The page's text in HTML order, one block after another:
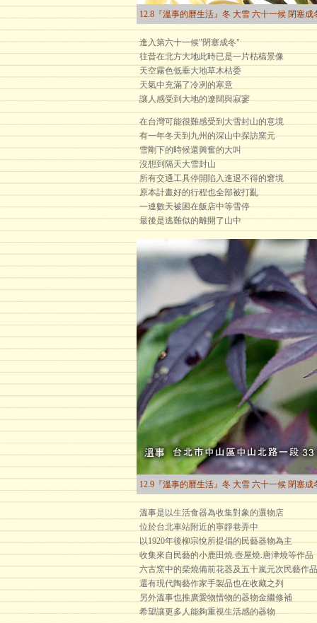
12.8『溫事的曆生活』冬 大雪 六十一候 閉塞成
進入第六十一候"閉塞成冬"
往昔在北方大地此時已是一片枯槁景像
天空霧色低垂大地草木枯委
天氣中充滿了冷冽的寒意
讓人感受到大地的遼闊與寂寥
在台灣可能很難感受到大雪封山的意境
有一年冬天到九州的深山中探訪窯元
雪剛下的時候還興奮的大叫
沒想到隔天大雪封山
所有交通工具停開陷入進退不得的窘境
原本計畫好的行程也全部被打亂
一連數天被困在飯店中等雪停
最後是逃難似的離開了山中
12.9『溫事的曆生活』冬 大雪 六十一候 閉塞成
溫事是以生活食器為收集對象的選物店
位於台北車站附近的寧靜巷弄中
以1920年後柳宗悅所提倡的民藝器物為主
收集來自民藝的小鹿田燒.壺屋燒.唐津燒等作品
六古窯中的柴燒備前花器及五十嵐元次民藝作品
還有現代陶藝作家手製品也在收藏之列
另外溫事也推廣愛物惜物的器物金繼修補
希望讓更多人能夠重視生活感的器物